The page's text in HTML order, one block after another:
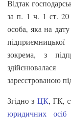
Відтак
за п. 1 ч. 1 ст. 20
особа, яка на
зокрема, з
зареєстрованою
Згідно з ЦК, ГК,
юридичних